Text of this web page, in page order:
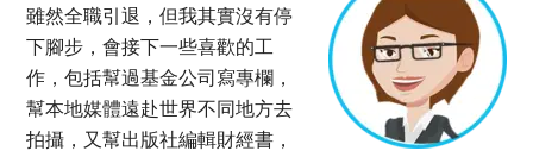
雖然全職引退，但我其實沒有停
下腳步，會接下一些喜歡的工
作，包括幫過基金公司寫專欄，
幫本地媒體遠赴世界不同地方去
拍攝，又幫出版社編輯財經書，